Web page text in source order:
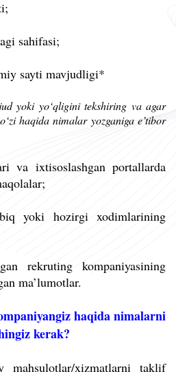
sahifasi;
sayti mavjudligi*
yoki yo‘qligini tekshiring va agar
haqida nimalar yozganiga e’tibor
va ixtisoslashgan portallarda
yoki hozirgi xodimlarining
rekruting kompaniyasining
ma’lumotlar.
haqida nimalarni
kerak?
mahsulotlar/xizmatlarni taklif